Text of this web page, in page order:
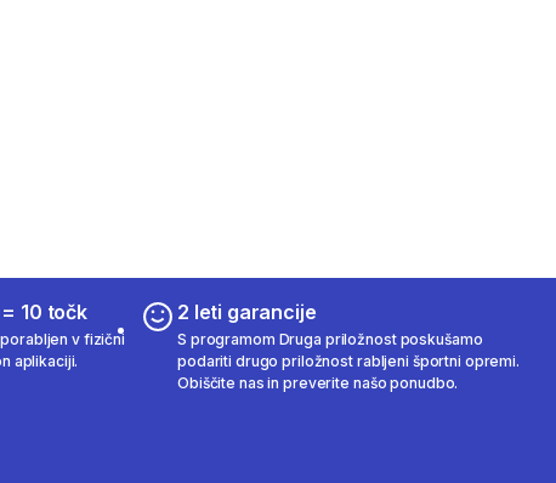
10 točk
v fizični
aplikaciji.
2 leti garancije
S programom Druga priložnost poskušamo
podariti drugo priložnost rabljeni športni opremi.
Obiščite nas in preverite našo ponudbo.